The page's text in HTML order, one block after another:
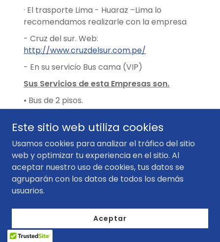
· El trasporte Lima - Huaraz –Lima lo
recomendamos realizarle con la empresa
- Cruz del sur. Web:
http://www.cruzdelsur.com.pe/
- En su servicio Bus cama (VIP)
Sus Servicios de esta Empresas son.
• Bus de 2 pisos.
• Cinturones de seguridad en todos los
asientos.
• Radar láser para detectar objetos en la
carretera
• (hasta 150 m. de distancia).
• Cámaras de video internas (control de
• Dos baños con tratamiento químico
Este sitio web utiliza cookies
Usamos cookies para analizar el tráfico del sitio
web y optimizar tu experiencia en el sitio. Al
aceptar nuestro uso de cookies, tus datos se
agruparán con los datos de todos los demás
usuarios.
Aceptar